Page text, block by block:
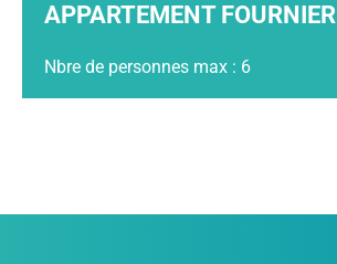
APPARTEMENT FOURNIER
Nbre de personnes max : 6